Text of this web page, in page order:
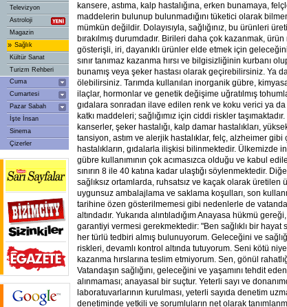
Televizyon
Astroloji
Magazin
» Sağlık
Kültür Sanat
Turizm Rehberi
Cuma
Cumartesi
Pazar Sabah
İşte İnsan
Sinema
Çizerler
kansere, astıma, kalp hastalığına, erken bunamaya,
maddelerin bulunup bulunmadığını tüketici olarak
mümkün değildir. Dolayısıyla, sağlığınız, bu ürünleri
bırakılmış durumdadır. Birileri daha çok kazanmak, ürün
gösterişli, iri, dayanıklı ürünler elde etmek için
sınır tanımaz kazanma hırsı ve bilgisizliğinin kurbanı
bunamış veya şeker hastası olarak geçirebilirsiniz. Ya
ölebilirsiniz. Tarımda kullanılan inorganik gübre,
ilaçlar, hormonlar ve genetik değişime uğratılmış
gıdalara sonradan ilave edilen renk ve koku verici ya
katkı maddeleri; sağlığımız için ciddi riskler
kanserler, şeker hastalığı, kalp damar hastalıkları,
tansiyon, astım ve alerjik hastalıklar, felç, alzheimer gibi
hastalıkların, gıdalarla ilişkisi bilinmektedir. Ülkemizde
gübre kullanımının çok acımasızca olduğu ve kabul
sınırın 8 ile 40 katına kadar ulaştığı söylenmektedir.
sağlıksız ortamlarda, ruhsatsız ve kaçak olarak üretilen
uygunsuz ambalajlama ve saklama koşulları, son
tarihine özen gösterilmemesi gibi nedenlerle de
altındadır. Yukarıda alıntıladığım Anayasa hükmü
garantiyi vermesi gerekmektedir: "Ben sağlıklı bir
her türlü tedbiri almış bulunuyorum. Geleceğini ve
riskleri, devamlı kontrol altında tutuyorum. Seni kötü
kazanma hırslarına teslim etmiyorum. Sen, gönül
Vatandaşın sağlığını, geleceğini ve yaşamını tehdit
alınmaması; anayasal bir suçtur. Yeterli sayı ve
laboratuvarlarının kurulması, yeterli sayıda denetim
denetiminde yetkili ve sorumluların net olarak